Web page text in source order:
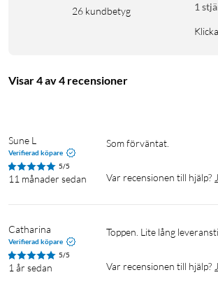
26 kundbetyg
1
Visar 4 av 4 recensioner
Sune L
Verifierad köpare
5/5
11 månader sedan
Som förväntat.
Var recensionen till hjälp?
Catharina
Verifierad köpare
5/5
1 år sedan
Toppen. Lite lång
Var recensionen till hjälp?